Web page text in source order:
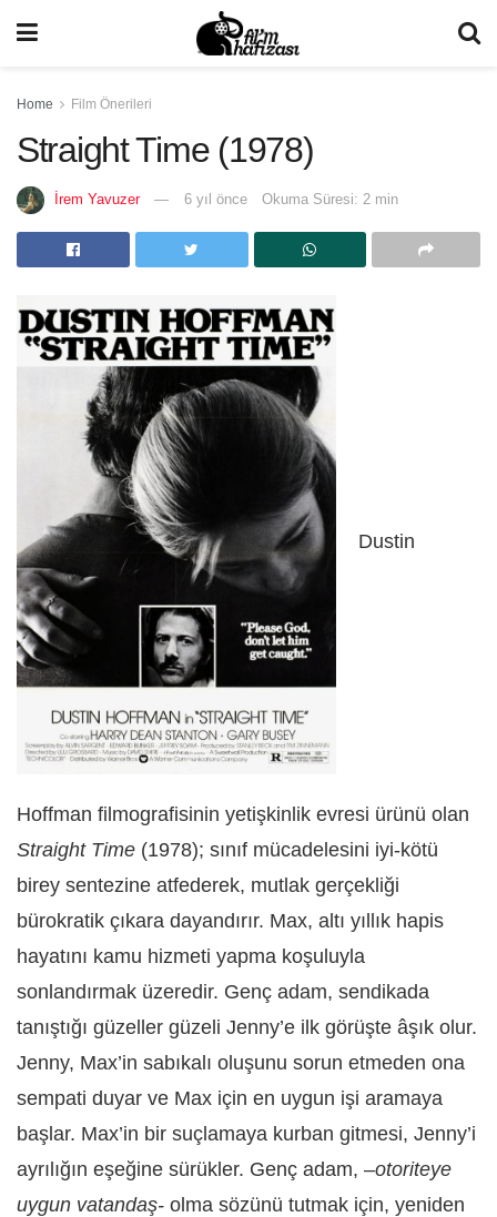
Home Film Önerileri
Straight Time (1978)
İrem Yavuzer 6 yıl önce Okuma Süresi: 2 min
Dustin
Hoffman filmografisinin yetişkinlik evresi ürünü olan
Straight Time (1978); sınıf mücadelesini iyi-kötü
birey sentezine atfederek, mutlak gerçekliği
bürokratik çıkara dayandırır. Max, altı yıllık hapis
hayatını kamu hizmeti yapma koşuluyla
sonlandırmak üzeredir. Genç adam, sendikada
tanıştığı güzeller güzeli Jenny’e ilk görüşte âşık olur.
Jenny, Max’in sabıkalı oluşunu sorun etmeden ona
sempati duyar ve Max için en uygun işi aramaya
başlar. Max’in bir suçlamaya kurban gitmesi, Jenny’i
ayrılığın eşeğine sürükler. Genç adam, –otoriteye
uygun vatandaş- olma sözünü tutmak için, yeniden